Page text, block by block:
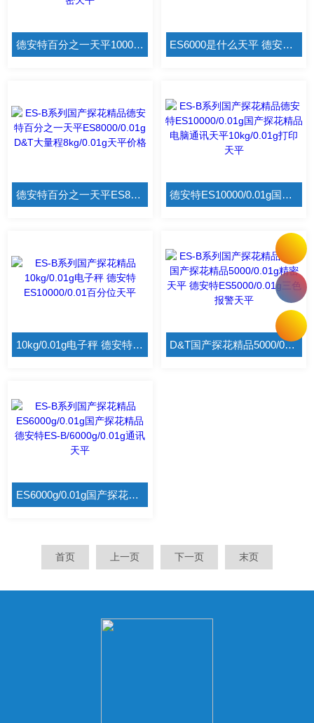
德安特百分之一天平1000g-10000g/0.01g天平 ES5000精密天平 ES6000是什么天平 德安特ES6000型号/0.01g百分位天平
德安特百分之一天平ES8000/0.01g D&T大量程8kg/0.01g天平价格 德安特ES10000/0.01g国产探花精品 电脑通讯天平10kg/0.01g打印天平
10kg/0.01g电子秤 德安特ES10000/0.01百分位天平 D&T国产探花精品5000/0.01g精密天平 德安特ES5000/0.01g三色报警天平
ES6000g/0.01g国产探花精品 德安特ES-B/6000g/0.01g通讯天平
首页 上一页 下一页 末页